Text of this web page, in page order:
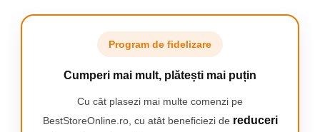
Camping
Componente si Piese Biciclete
Huse protectie biciclete
Lumini bicicleta
Rucsacuri
Program de fidelizare
Cumperi mai mult, plătești mai puțin
Cu cât plasezi mai multe comenzi pe
BestStoreOnline.ro, cu atât beneficiezi de reduceri